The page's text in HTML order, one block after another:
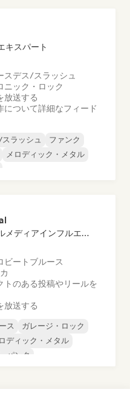
キスパート
スデス/スラッシュ
ニック・ロック
放送する
について詳細なフィード
ラッシュ
ファンク
メロディック・メタル
ラジオ局, ソーシャルメディアインフルエンサー
ビート ブルース
トのある投稿やリールを
放送する
ス
ガレージ・ロック
ディック・メタル
パンク